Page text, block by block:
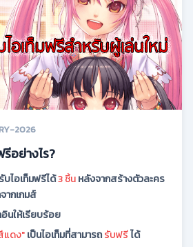
2026
อย่างไร?
บไอเท็มฟรีได้3 ชิ้นหลังจากสร้างตัวละคร
ากเกมส์
นให้เรียบร้อย
แดง"เป็นไอเท็มที่สามารถรับฟรีได้